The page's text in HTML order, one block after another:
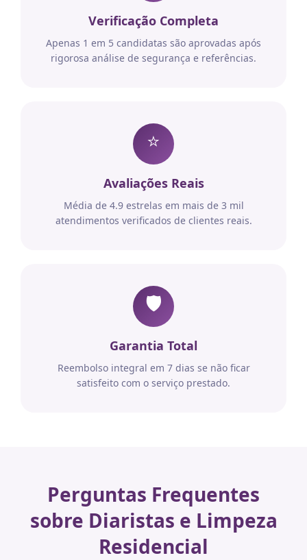
Verificação Completa
Apenas 1 em 5 candidatas são aprovadas após
rigorosa análise de segurança e referências.
⭐
Avaliações Reais
Média de 4.9 estrelas em mais de 3 mil
atendimentos verificados de clientes reais.
🛡️
Garantia Total
Reembolso integral em 7 dias se não ficar
satisfeito com o serviço prestado.
Perguntas Frequentes
sobre Diaristas e Limpeza
Residencial